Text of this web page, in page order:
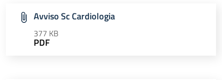
Avviso Sc Cardiologia
377 KB
PDF